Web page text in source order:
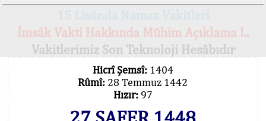
İmsâk Vakti Hakkında Mühim Açıklama !..
Vakitlerimiz Son Teknoloji Hesâbıdır
Hicrî Şemsî: 1404
Rûmî: 28 Temmuz 1442
Hızır: 97